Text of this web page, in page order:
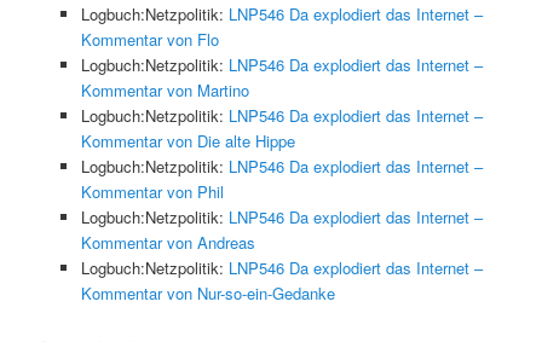
Logbuch:Netzpolitik: LNP546 Da explodiert das Internet –
Kommentar von Flo
Logbuch:Netzpolitik: LNP546 Da explodiert das Internet –
Kommentar von Martino
Logbuch:Netzpolitik: LNP546 Da explodiert das Internet –
Kommentar von Die alte Hippe
Logbuch:Netzpolitik: LNP546 Da explodiert das Internet –
Kommentar von Phil
Logbuch:Netzpolitik: LNP546 Da explodiert das Internet –
Kommentar von Andreas
Logbuch:Netzpolitik: LNP546 Da explodiert das Internet –
Kommentar von Nur-so-ein-Gedanke